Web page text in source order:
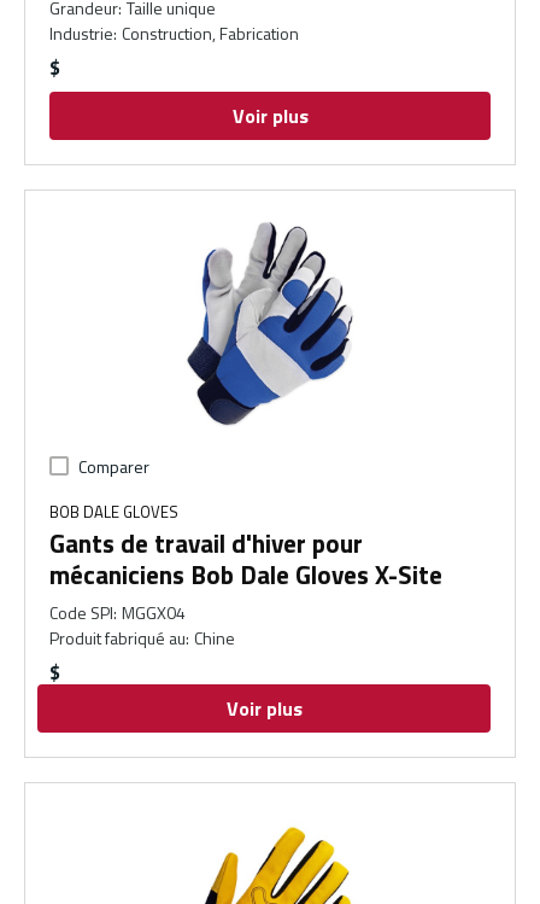
Grandeur: Taille unique
Industrie: Construction, Fabrication
$
Voir plus
Comparer
BOB DALE GLOVES
Gants de travail d'hiver pour
mécaniciens Bob Dale Gloves X-Site
Code SPI: MGGX04
Produit fabriqué au: Chine
$
Voir plus